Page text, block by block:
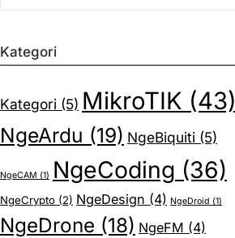
Kategori
Kategori (5) MikroTIK (43)
NgeArdu (19) NgeBiquiti (5)
NgeCAM (1) NgeCoding (36)
NgeCrypto(2) NgeDesign (4) NgeDroid (1)
NgeDrone (18) NgeFM (4)